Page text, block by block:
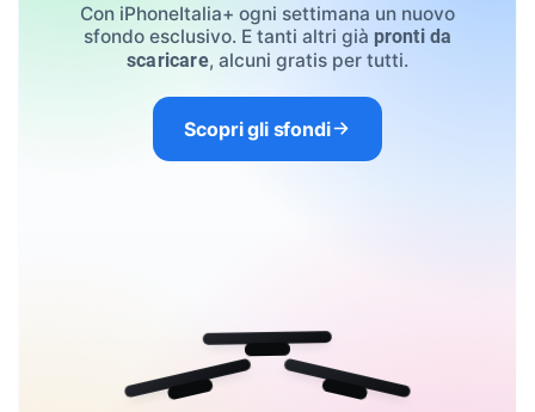
Con iPhoneItalia+ ogni settimana un nuovo
sfondo esclusivo. E tanti altri già pronti da
scaricare, alcuni gratis per tutti.
Scopri gli sfondi